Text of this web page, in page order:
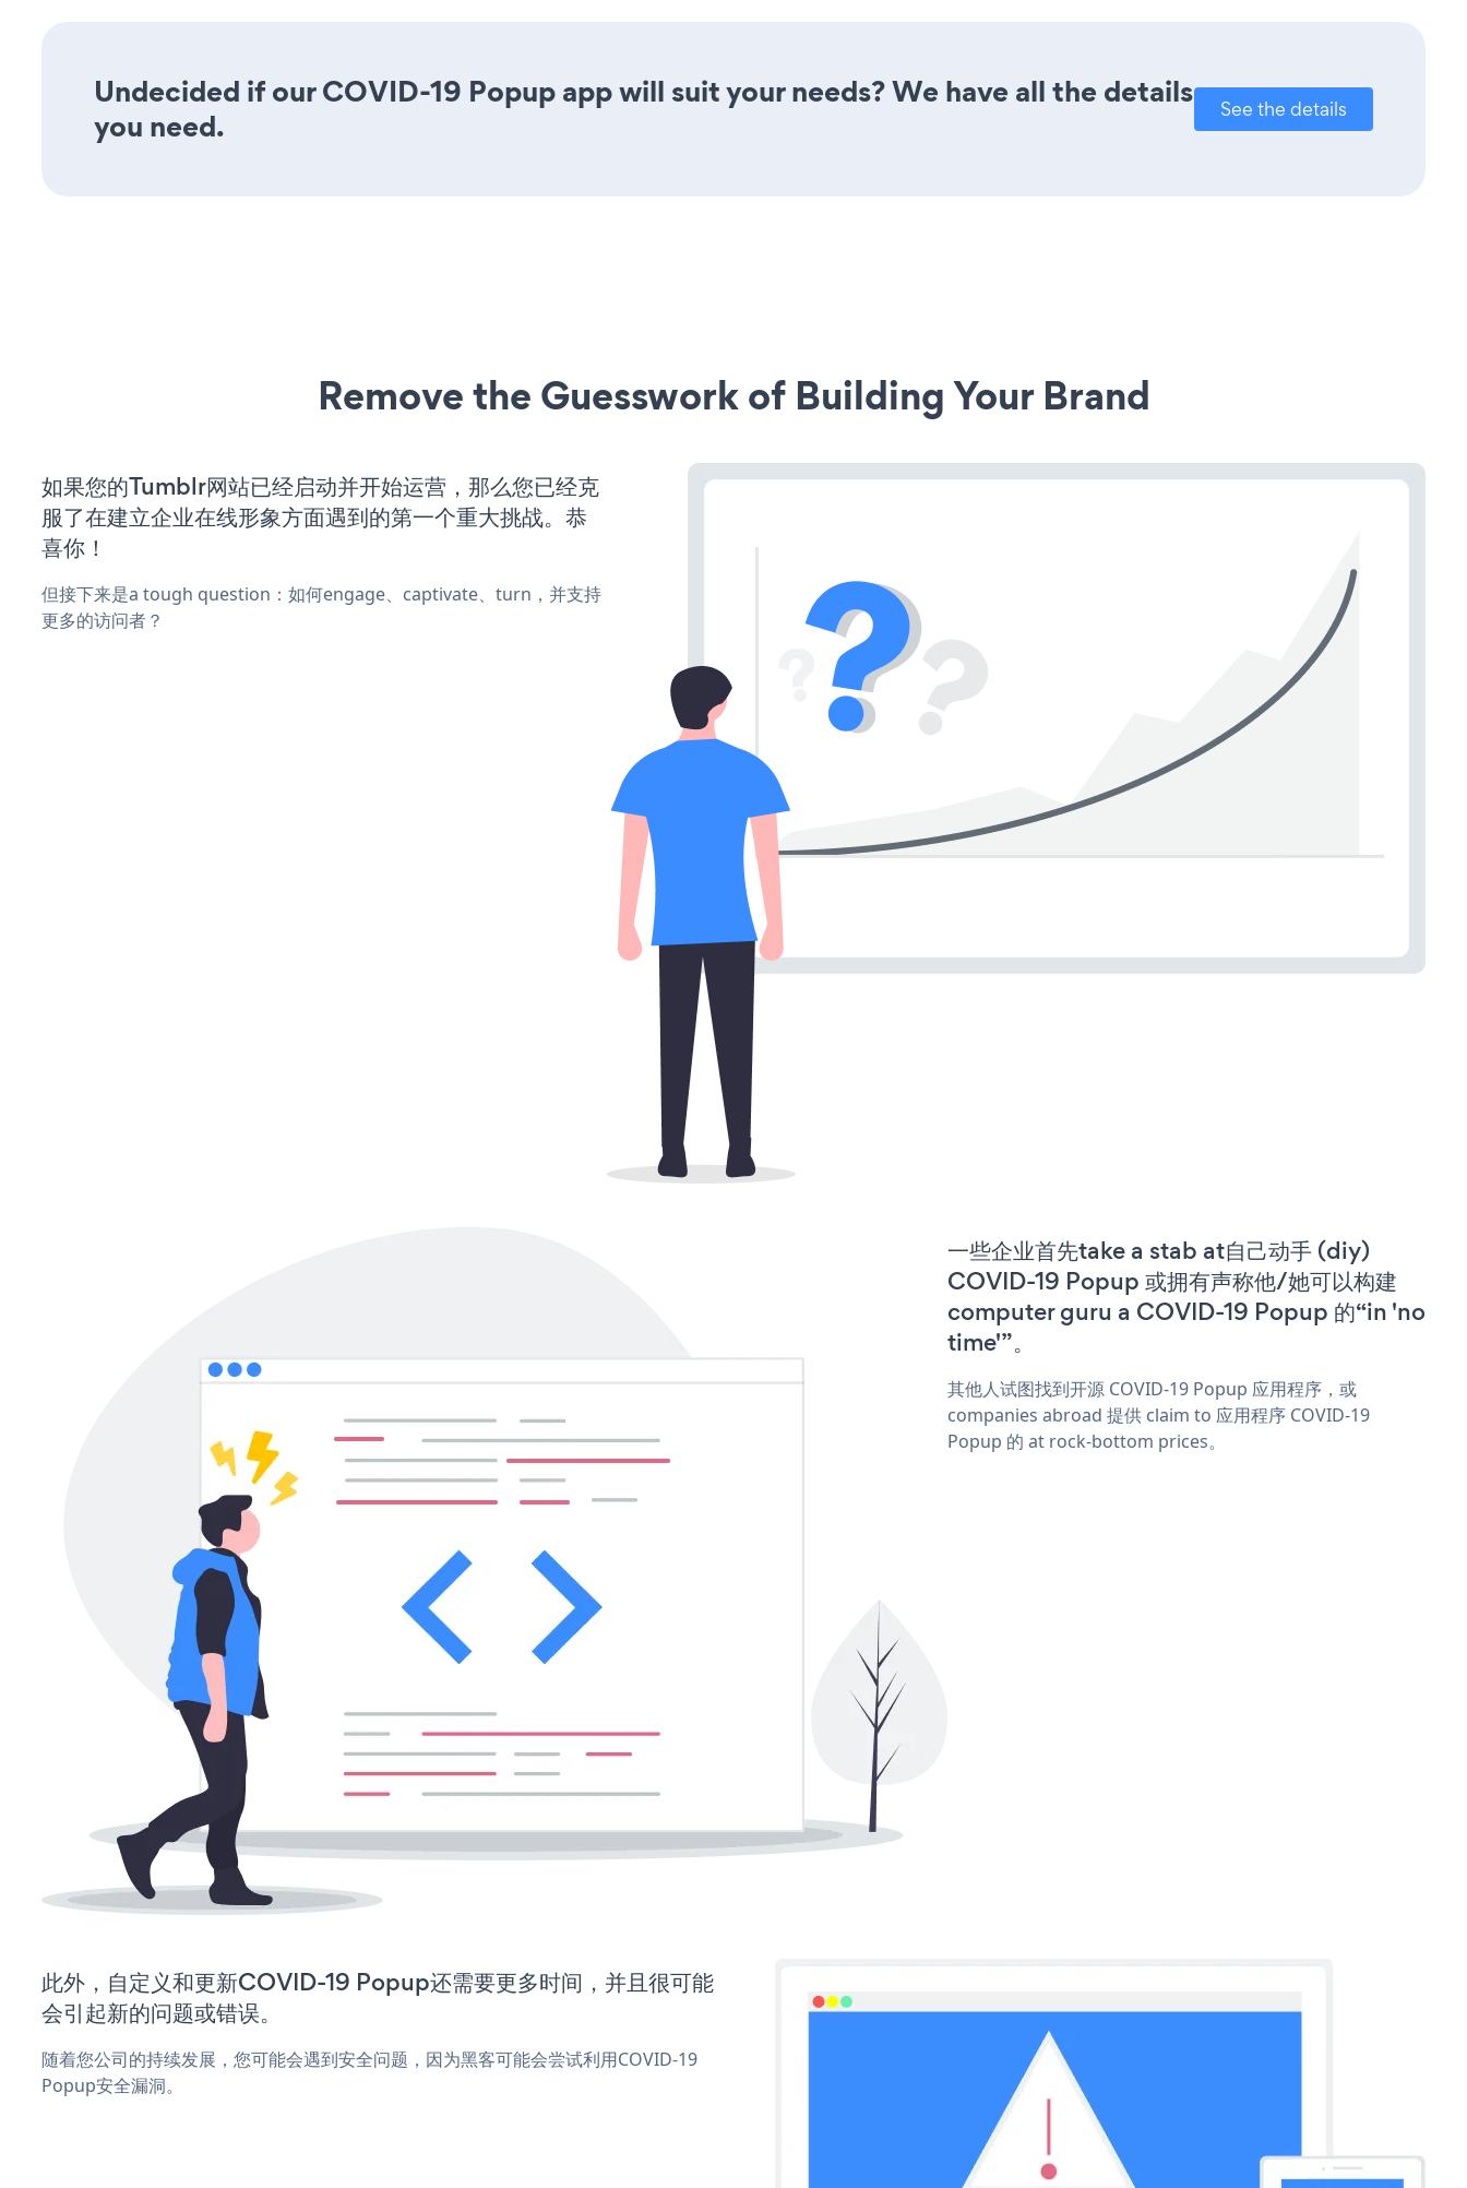
Undecided if our COVID-19 Popup app will suit your needs? We have all the details
you need.
See the details
Remove the Guesswork of Building Your Brand
如果您的Tumblr网站已经启动并开始运营，那么您已经克
服了在建立企业在线形象方面遇到的第一个重大挑战。恭
喜你！
但接下来是a tough question：如何engage、captivate、turn，并支持
更多的访问者？
一些企业首先take a stab at自己动手 (diy)
COVID-19 Popup 或拥有声称他/她可以构建
computer guru a COVID-19 Popup 的“in 'no
time'”。
其他人试图找到开源 COVID-19 Popup 应用程序，或
companies abroad 提供 claim to 应用程序 COVID-19
Popup 的 at rock-bottom prices。
此外，自定义和更新COVID-19 Popup还需要更多时间，并且很可能
会引起新的问题或错误。
随着您公司的持续发展，您可能会遇到安全问题，因为黑客可能会尝试利用COVID-19
Popup安全漏洞。